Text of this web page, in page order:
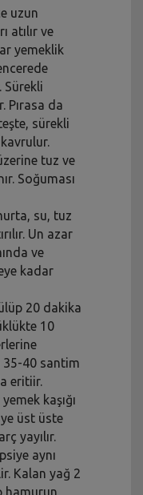
uzun
atılır ve
yemeklik
Sürekli
Pırasa da
sürekli
tuz ve
Soğuması
su, tuz
Un azar
ve
kadar
20 dakika
10
35-40 santim
eritiir.
kaşığı
üst üste
yayılır.
aynı
Kalan yağ 2
hamurun